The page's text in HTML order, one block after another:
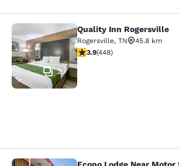
Quality Inn Rogersville
29
Quality Inn Rogersville
Rogersville, TN
45.8 km
3.9-Sterne-Bewertung. Gut.
3.9(448)